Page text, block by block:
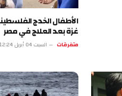
الأطفال الخدج الفلسطينيون
غزة بعد العلاج في مصر
متفرقات السبت 04 أبريل 12:24 م